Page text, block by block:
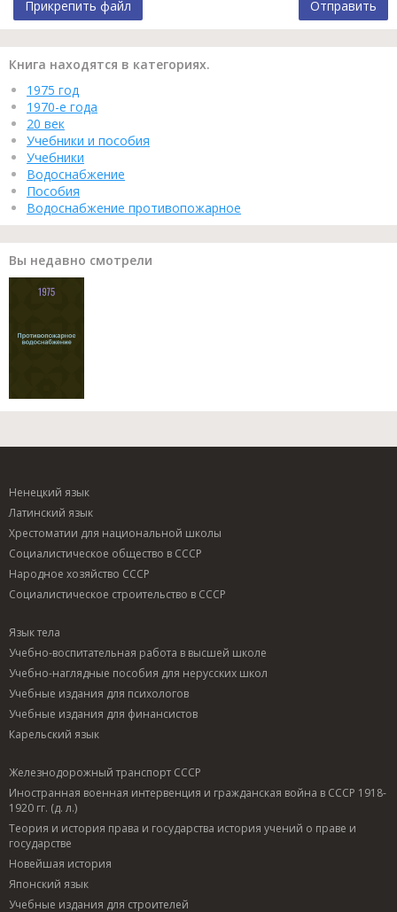
Прикрепить файл Отправить
Книга находятся в категориях.
1975 год
1970-е года
20 век
Учебники и пособия
Учебники
Водоснабжение
Пособия
Водоснабжение противопожарное
Вы недавно смотрели
Ненецкий язык
Латинский язык
Хрестоматии для национальной школы
Социалистическое общество в СССР
Народное хозяйство СССР
Социалистическое строительство в СССР
Язык тела
Учебно-воспитательная работа в высшей школе
Учебно-наглядные пособия для нерусских школ
Учебные издания для психологов
Учебные издания для финансистов
Карельский язык
Железнодорожный транспорт СССР
Иностранная военная интервенция и гражданская война в СССР 1918-
1920 гг. (д. л.)
Теория и история права и государства история учений о праве и
государстве
Новейшая история
Японский язык
Учебные издания для строителей